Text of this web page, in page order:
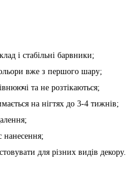
і стабільні барвники;
вже з першого шару;
та не розтікаються;
на нігтях до 3-4 тижнів;
нанесення;
для різних видів декору.